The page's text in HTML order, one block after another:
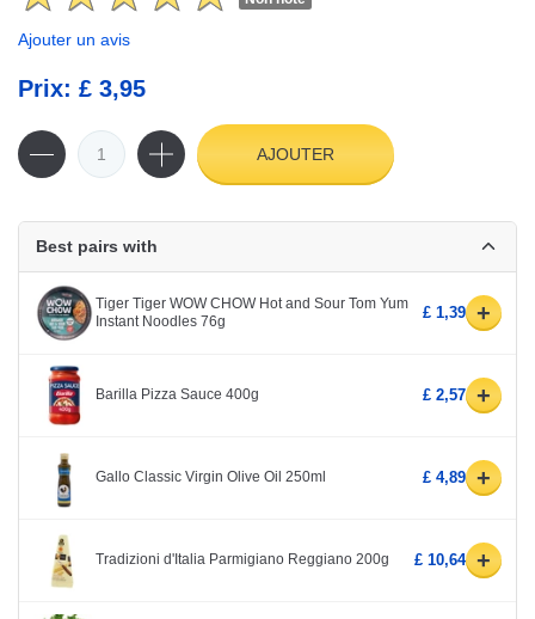
Ajouter un avis
Prix: £ 3,95
AJOUTER
Best pairs with
Tiger Tiger WOW CHOW Hot and Sour Tom Yum
Instant Noodles 76g
£ 1,39 +
Barilla Pizza Sauce 400g £ 2,57 +
Gallo Classic Virgin Olive Oil 250ml £ 4,89 +
Tradizioni d'Italia Parmigiano Reggiano 200g £ 10,64 +